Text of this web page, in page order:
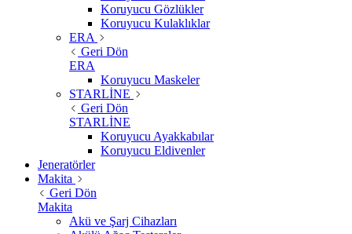
Koruyucu Gözlükler
Koruyucu Kulaklıklar
ERA
Geri Dön
ERA
Koruyucu Maskeler
STARLİNE
Geri Dön
STARLİNE
Koruyucu Ayakkabılar
Koruyucu Eldivenler
Jeneratörler
Makita
Geri Dön
Makita
Akü ve Şarj Cihazları